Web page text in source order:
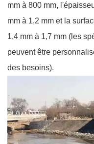
mm à 800 mm,
mm à 1,2 mm et la
1,4 mm à 1,7 mm (les
peuvent être
des besoins).